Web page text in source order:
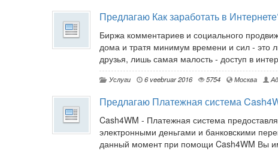
Предлагаю Как заработать в
Биржа комментариев и социального
дома и тратя минимум времени и сил - это
друзья, лишь самая малость - доступ в
Услуги 6 veebruar 2016 5754 Москва
Предлагаю Платежная система
Cash4WM - Платежная система
электронными деньгами и банковскими
данный момент при помощи Cash4WM Вы